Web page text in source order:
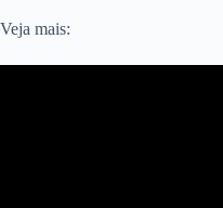
Veja mais: